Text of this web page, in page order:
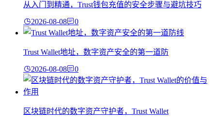
从入门到精通，Trust钱包充值的安全步骤与避坑技巧
2026-08-08 0
Trust Wallet地址，数字资产安全的第一道防
2026-08-08 0
区块链时代的数字资产守护者，Trust Wallet